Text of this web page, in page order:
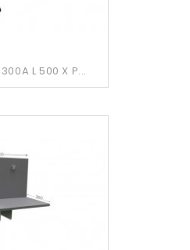
L 500 X P...